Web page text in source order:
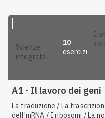
scienze
integrate
10
esercizi
contenuto riservato: accedi per
A1 - Il lavoro dei geni
La traduzione / La
dell'mRNA / I ribosomi / La